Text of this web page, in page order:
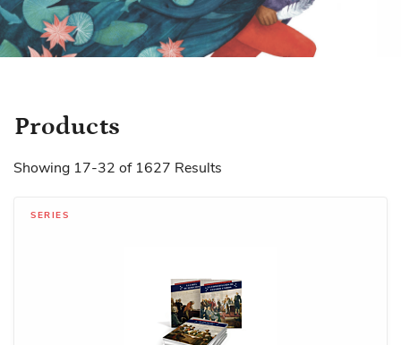
Products
Showing 17-32 of 1627 Results
SERIES